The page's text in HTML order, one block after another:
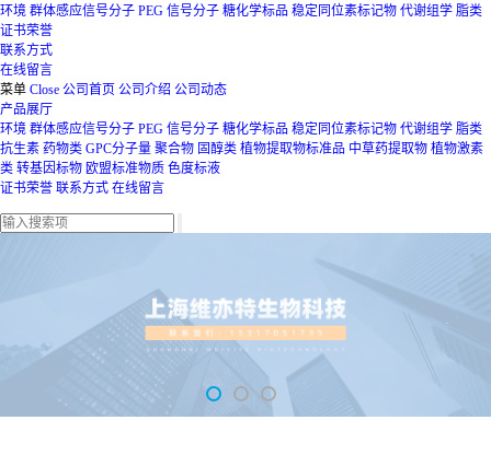
环境 群体感应信号分子 PEG 信号分子 糖化学标品 稳定同位素标记物 代谢组学 脂类
证书荣誉
联系方式
在线留言
菜单 Close 公司首页 公司介绍 公司动态
产品展厅
环境 群体感应信号分子 PEG 信号分子 糖化学标品 稳定同位素标记物 代谢组学 脂类
抗生素 药物类 GPC分子量 聚合物 固醇类 植物提取物标准品 中草药提取物 植物激素
类 转基因标物 欧盟标准物质 色度标液
证书荣誉 联系方式 在线留言